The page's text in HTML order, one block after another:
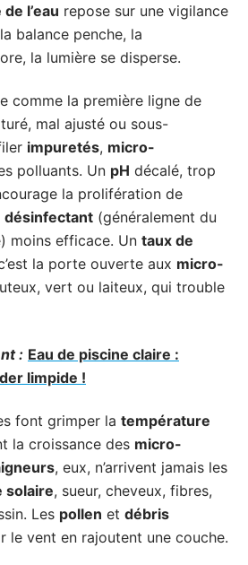
l’eau repose sur une vigilance
balance penche, la
la lumière se disperse.
comme la première ligne de
mal ajusté ou sous-
impuretés, micro-
polluants. Un pH décalé, trop
la prolifération de
désinfectant (généralement du
moins efficace. Un taux de
la porte ouverte aux micro-
vert ou laiteux, qui trouble
: Eau de piscine claire :
limpide !
font grimper la température
la croissance des micro-
, eux, n’arrivent jamais les
solaire, sueur, cheveux, fibres,
Les pollen et débris
le vent en rajoutent une couche.